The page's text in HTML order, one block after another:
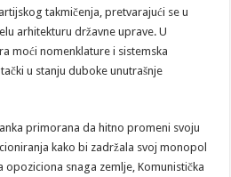
takmičenja, pretvarajući se u
arhitekturu državne uprave. U
moći nomenklature i sistemska
u stanju duboke unutrašnje
primorana da hitno promeni svoju
kako bi zadržala svoj monopol
opoziciona snaga zemlje, Komunistička